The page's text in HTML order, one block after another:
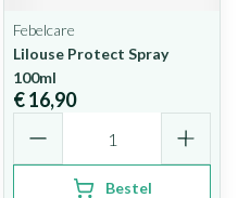
Febelcare
Lilouse Protect Spray
100ml
€ 16,90
Bestel